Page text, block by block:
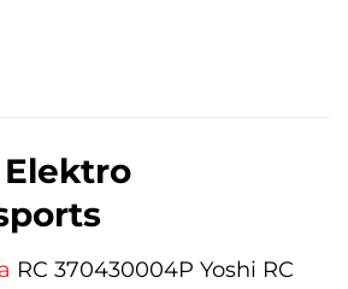
Elektro
RC 370430004P Yoshi RC